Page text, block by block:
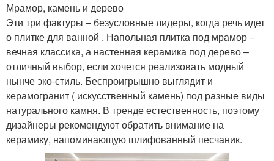
Плитки для декора
Плитки в зависимости Плитки на стены
Мрамор, камень и дерево
Эти три фактуры ‒ безусловные лидеры, когда речь идет
о плитке для ванной . Напольная плитка под мрамор ‒
вечная классика, а настенная керамика под дерево ‒
отличный выбор, если хочется реализовать модный
нынче эко-стиль. Беспроигрышно выглядит и
керамогранит ( искусственный камень) под разные виды
натурального камня. В тренде естественность, поэтому
дизайнеры рекомендуют обратить внимание на
керамику, напоминающую шлифованный песчаник.